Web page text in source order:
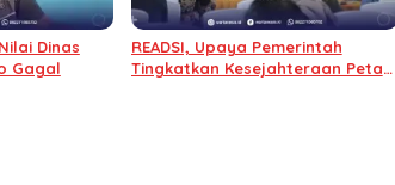
Dinas
Gagal
READSI, Upaya Pemerintah
Tingkatkan Kesejahteraan Petani